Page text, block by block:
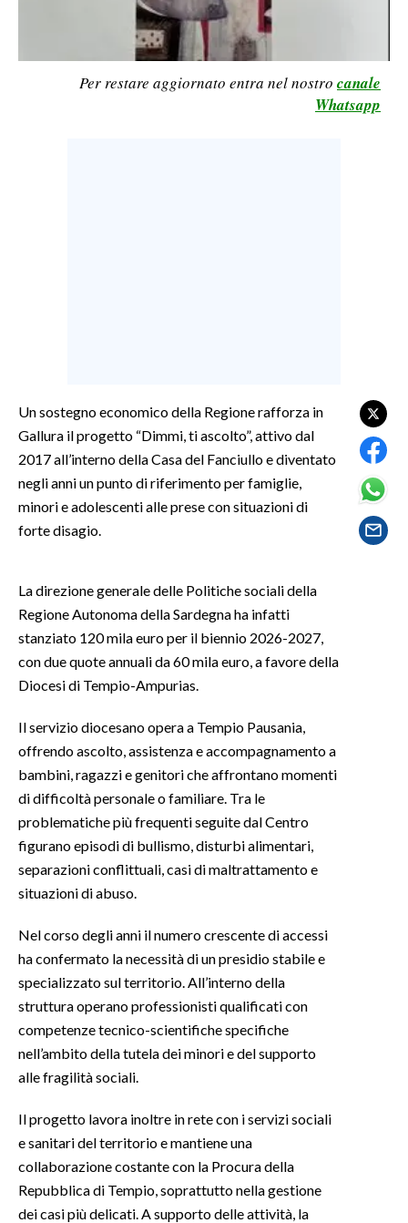
SPORT IN SARDEGNA
RISULTATI E CLASSIFICHE
SARDEGNA TURISMO
SARDI NEL MONDO
EVENTI
#CARAUNIONE
3 MINUTI CON
INSULARITÀ
ABBONATI
ANNUNCI
NECROLOGI
PUBBLICITÀ
STORE
Per restare aggiornato entra nel nostro canale
Whatsapp
Un sostegno economico della Regione rafforza in
Gallura il progetto “Dimmi, ti ascolto”, attivo dal
2017 all’interno della Casa del Fanciullo e diventato
negli anni un punto di riferimento per famiglie,
minori e adolescenti alle prese con situazioni di
forte disagio.
La direzione generale delle Politiche sociali della
Regione Autonoma della Sardegna ha infatti
stanziato 120 mila euro per il biennio 2026-2027,
con due quote annuali da 60 mila euro, a favore della
Diocesi di Tempio-Ampurias.
Il servizio diocesano opera a Tempio Pausania,
offrendo ascolto, assistenza e accompagnamento a
bambini, ragazzi e genitori che affrontano momenti
di difficoltà personale o familiare. Tra le
problematiche più frequenti seguite dal Centro
figurano episodi di bullismo, disturbi alimentari,
separazioni conflittuali, casi di maltrattamento e
situazioni di abuso.
Nel corso degli anni il numero crescente di accessi
ha confermato la necessità di un presidio stabile e
specializzato sul territorio. All’interno della
struttura operano professionisti qualificati con
competenze tecnico-scientifiche specifiche
nell’ambito della tutela dei minori e del supporto
alle fragilità sociali.
Il progetto lavora inoltre in rete con i servizi sociali
e sanitari del territorio e mantiene una
collaborazione costante con la Procura della
Repubblica di Tempio, soprattutto nella gestione
dei casi più delicati. A supporto delle attività, la